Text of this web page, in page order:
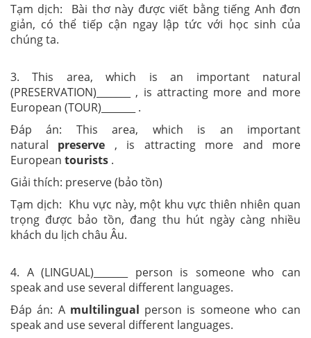
Tạm dịch: Bài thơ này được viết bằng tiếng Anh đơn
giản, có thể tiếp cận ngay lập tức với học sinh của
chúng ta.
3. This area, which is an important natural
(PRESERVATION)_______ , is attracting more and more
European (TOUR)_______ .
Đáp án: This area, which is an important
natural preserve , is attracting more and more
European tourists .
Giải thích: preserve (bảo tồn)
Tạm dịch: Khu vực này, một khu vực thiên nhiên quan
trọng được bảo tồn, đang thu hút ngày càng nhiều
khách du lịch châu Âu.
4. A (LINGUAL)_______ person is someone who can
speak and use several different languages.
Đáp án: A multilingual person is someone who can
speak and use several different languages.